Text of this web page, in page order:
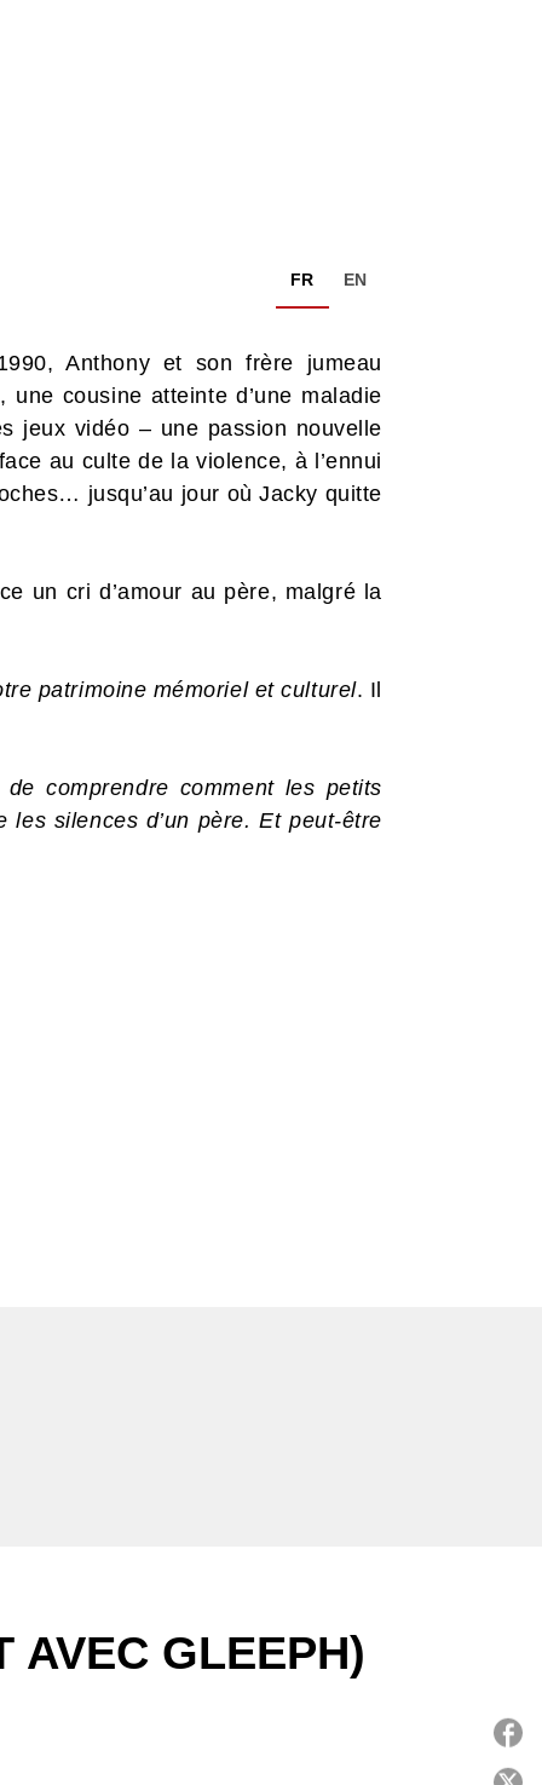
FR EN
Anthony et son frère jumeau
cousine atteinte d’une maladie
jeux vidéo – une passion nouvelle
au culte de la violence, à l’ennui
jusqu’au jour où Jacky quitte
un cri d’amour au père, malgré la
patrimoine mémoriel et culturel. Il
comprendre comment les petits
silences d’un père. Et peut-être
AVEC GLEEPH)